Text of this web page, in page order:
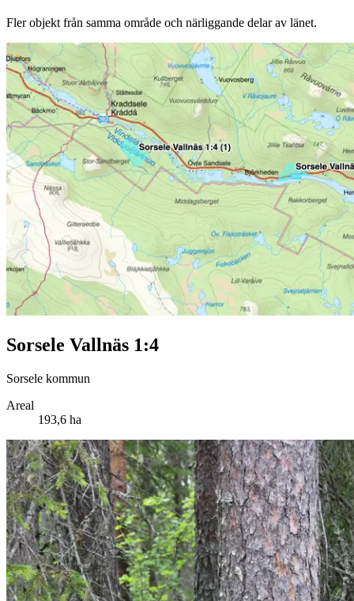
Fler objekt från samma område och närliggande delar av länet.
Sorsele Vallnäs 1:4
Sorsele kommun
Areal
193,6 ha